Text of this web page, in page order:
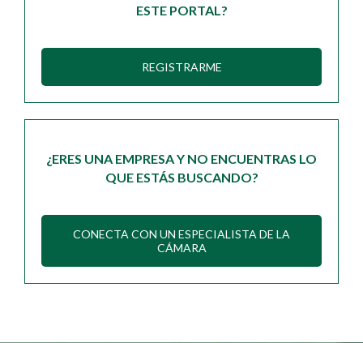
ESTE PORTAL?
REGISTRARME
¿ERES UNA EMPRESA Y NO ENCUENTRAS LO
QUE ESTÁS BUSCANDO?
CONECTA CON UN ESPECIALISTA DE LA
CÁMARA